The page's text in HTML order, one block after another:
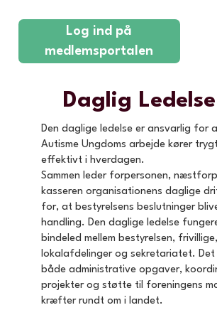
Log ind på
medlemsportalen
Daglig Ledelse
Den daglige ledelse er ansvarlig for
Autisme Ungdoms arbejde kører
effektivt i hverdagen.
Sammen leder forpersonen,
kasseren organisationens daglige
for, at bestyrelsens beslutninger
handling. Den daglige ledelse
bindeled mellem bestyrelsen, frivillige,
lokalafdelinger og sekretariatet.
både administrative opgaver,
projekter og støtte til foreningens
kræfter rundt om i landet.